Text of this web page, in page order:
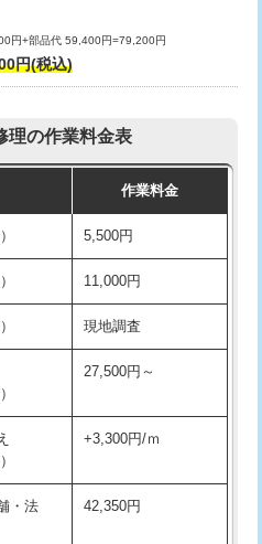
27,500円
38,500円
38,500円
現場見積
16,500円
格です。
デッキ
16,500円+材料費
11,000円+材料費
13,200円
16,500円
栓） 16,500円
16,500円
5,500円
ンド止
5,500円
円+部品代 59,400円=79,200円
円(税込)
理の作業料金表
作業料金
5,500円
11,000円
現地調査
27,500円～
+3,300円/ｍ
・法
42,350円